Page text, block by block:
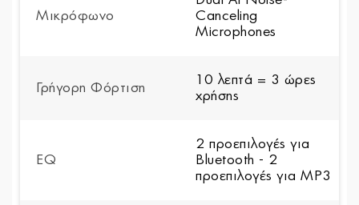
Μικρόφωνο
Canceling
Microphones
Γρήγορη Φόρτιση
10 λεπτά = 3 ώρες
χρήσης
EQ
2 προεπιλογές για
Bluetooth - 2
προεπιλογές για MP3